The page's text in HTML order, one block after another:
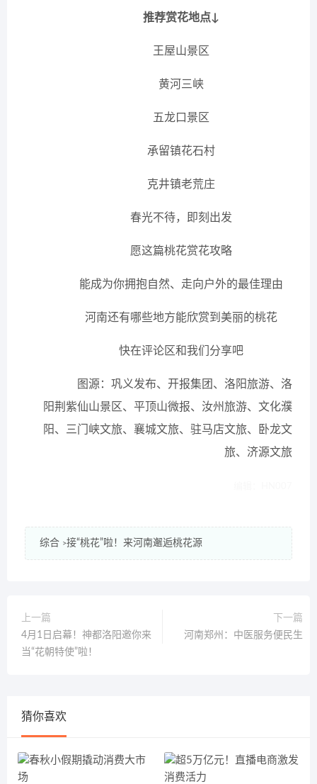
推荐赏花地点↓
王屋山景区
黄河三峡
五龙口景区
承留镇花石村
克井镇老荒庄
春光不待，即刻出发
愿这篇桃花赏花攻略
能成为你拥抱自然、走向户外的最佳理由
河南还有哪些地方能欣赏到美丽的桃花
快在评论区和我们分享吧
图源：巩义发布、开报集团、洛阳旅游、洛
阳荆紫仙山景区、平顶山微报、汝州旅游、文化濮
阳、三门峡文旅、襄城文旅、驻马店文旅、卧龙文
旅、济源文旅
综合 >接“桃花”啦！来河南邂逅桃花源
上一篇
4月1日启幕！神都洛阳邀你来
当“花朝特使”啦！
下一篇
河南郑州：中医服务便民生
猜你喜欢